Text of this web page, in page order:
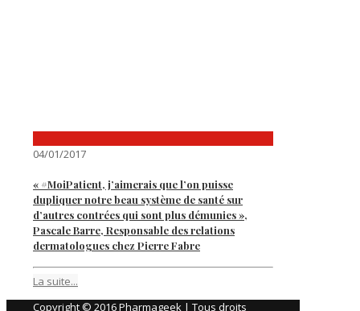
04/01/2017
« #MoiPatient, j’aimerais que l’on puisse
dupliquer notre beau système de santé sur
d’autres contrées qui sont plus démunies »,
Pascale Barre, Responsable des relations
dermatologues chez Pierre Fabre
La suite...
Copyright © 2016 Pharmageek | Tous droits